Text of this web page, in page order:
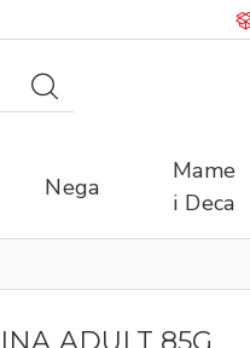
Nega
Mame
i Deca
ADULT 85G